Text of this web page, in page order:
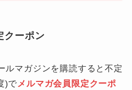
クーポン
ルマガジンを購読すると不定
)でメルマガ会員限定クーポ